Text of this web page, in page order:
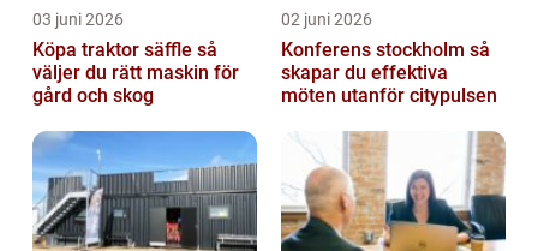
03 juni 2026
Köpa traktor säffle så
väljer du rätt maskin för
gård och skog
02 juni 2026
Konferens stockholm så
skapar du effektiva
möten utanför citypulsen